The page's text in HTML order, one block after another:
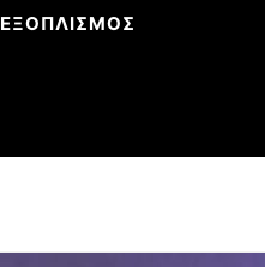
ΕΞΟΠΛΙΣΜΌΣ